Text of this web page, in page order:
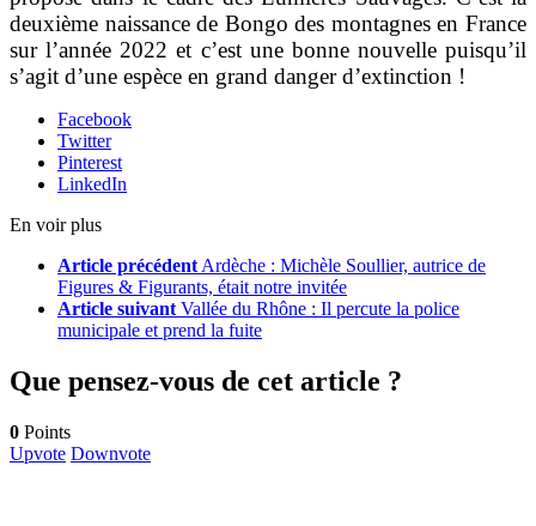
deuxième naissance de Bongo des montagnes en France
sur l’année 2022 et c’est une bonne nouvelle puisqu’il
s’agit d’une espèce en grand danger d’extinction !
Facebook
Twitter
Pinterest
LinkedIn
En voir plus
Article précédent Ardèche : Michèle Soullier, autrice de
Figures & Figurants, était notre invitée
Article suivant Vallée du Rhône : Il percute la police
municipale et prend la fuite
Que pensez-vous de cet article ?
0 Points
Upvote Downvote